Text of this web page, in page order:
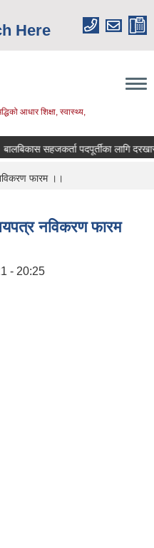
Here
आधार शिक्षा, स्‍वास्‍थ्‍य,
सहजकर्ता पदपूर्तीका लागि दरखास्त
फारम ।।
नविकरण फारम
- 20:25